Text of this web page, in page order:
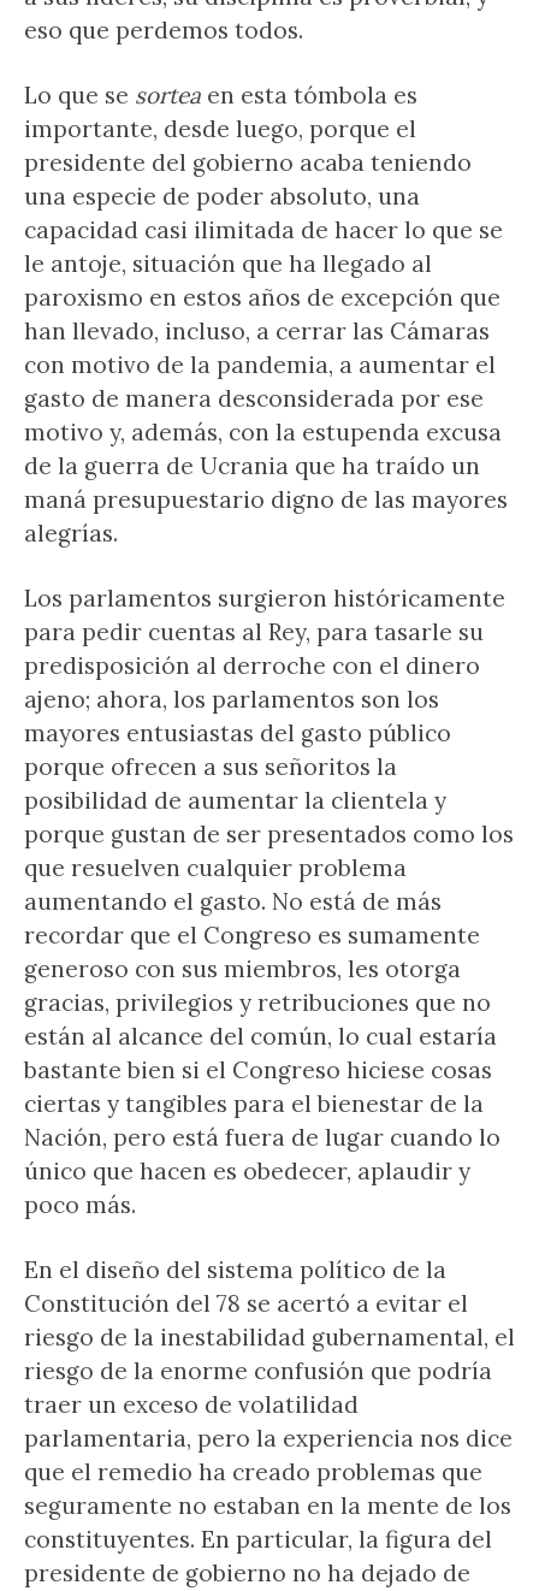
eso que perdemos todos.
Lo que se sortea en esta tómbola es
importante, desde luego, porque el
presidente del gobierno acaba teniendo
una especie de poder absoluto, una
capacidad casi ilimitada de hacer lo que se
le antoje, situación que ha llegado al
paroxismo en estos años de excepción que
han llevado, incluso, a cerrar las Cámaras
con motivo de la pandemia, a aumentar el
gasto de manera desconsiderada por ese
motivo y, además, con la estupenda excusa
de la guerra de Ucrania que ha traído un
maná presupuestario digno de las mayores
alegrías.
Los parlamentos surgieron históricamente
para pedir cuentas al Rey, para tasarle su
predisposición al derroche con el dinero
ajeno; ahora, los parlamentos son los
mayores entusiastas del gasto público
porque ofrecen a sus señoritos la
posibilidad de aumentar la clientela y
porque gustan de ser presentados como los
que resuelven cualquier problema
aumentando el gasto. No está de más
recordar que el Congreso es sumamente
generoso con sus miembros, les otorga
gracias, privilegios y retribuciones que no
están al alcance del común, lo cual estaría
bastante bien si el Congreso hiciese cosas
ciertas y tangibles para el bienestar de la
Nación, pero está fuera de lugar cuando lo
único que hacen es obedecer, aplaudir y
poco más.
En el diseño del sistema político de la
Constitución del 78 se acertó a evitar el
riesgo de la inestabilidad gubernamental, el
riesgo de la enorme confusión que podría
traer un exceso de volatilidad
parlamentaria, pero la experiencia nos dice
que el remedio ha creado problemas que
seguramente no estaban en la mente de los
constituyentes. En particular, la figura del
presidente de gobierno no ha dejado de